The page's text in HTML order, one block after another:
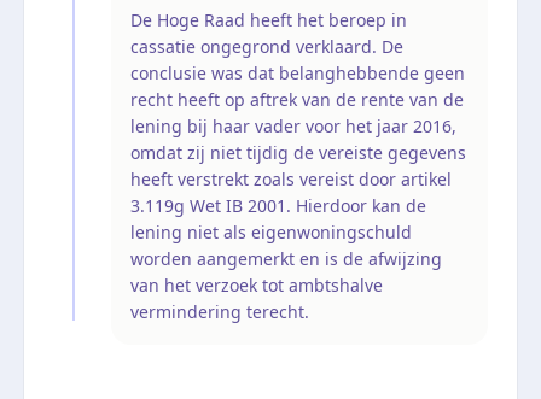
De Hoge Raad heeft het beroep in
cassatie ongegrond verklaard. De
conclusie was dat belanghebbende geen
recht heeft op aftrek van de rente van de
lening bij haar vader voor het jaar 2016,
omdat zij niet tijdig de vereiste gegevens
heeft verstrekt zoals vereist door artikel
3.119g Wet IB 2001. Hierdoor kan de
lening niet als eigenwoningschuld
worden aangemerkt en is de afwijzing
van het verzoek tot ambtshalve
vermindering terecht.